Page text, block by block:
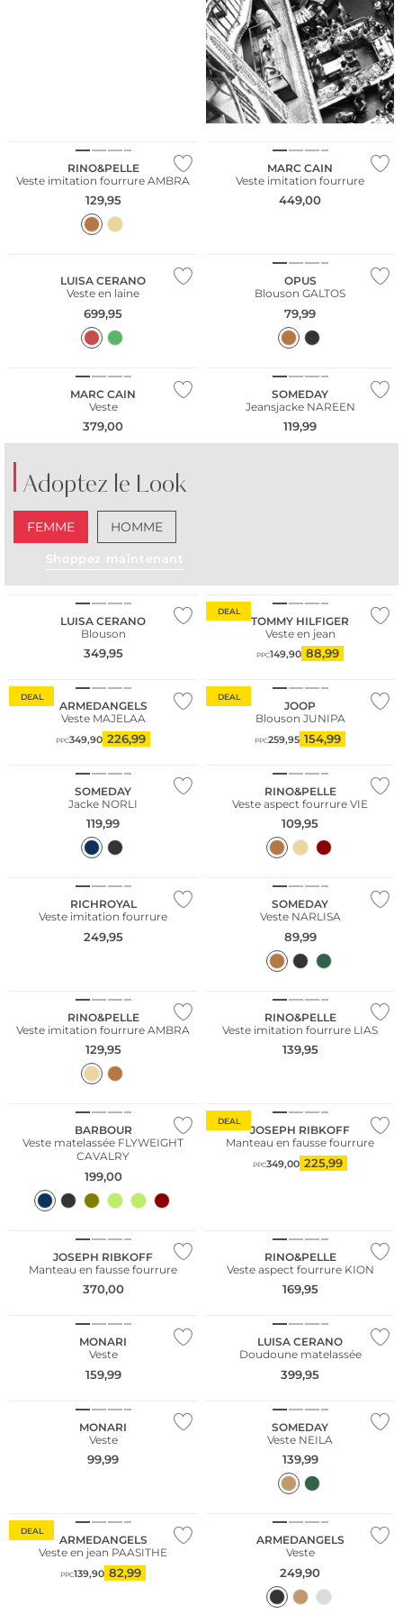
RINO&PELLE
Veste imitation fourrure AMBRA
129,95
MARC CAIN
Veste imitation fourrure
449,00
LUISA CERANO
Veste en laine
699,95
OPUS
Blouson GALTOS
79,99
MARC CAIN
Veste
379,00
SOMEDAY
Jeansjacke NAREEN
119,99
Adoptez le Look
FEMME HOMME
Shoppez maintenant
LUISA CERANO
Blouson
349,95
DEAL
TOMMY HILFIGER
Veste en jean
PPC149,90 88,99
DEAL
ARMEDANGELS
Veste MAJELAA
PPC349,90 226,99
DEAL
JOOP
Blouson JUNIPA
PPC259,95 154,99
SOMEDAY
Jacke NORLI
119,99
RINO&PELLE
Veste aspect fourrure VIE
109,95
RICHROYAL
Veste imitation fourrure
249,95
SOMEDAY
Veste NARLISA
89,99
RINO&PELLE
Veste imitation fourrure AMBRA
129,95
Grandes tailles
RINO&PELLE
Veste imitation fourrure LIAS
139,95
BARBOUR
Veste matelassée FLYWEIGHT
CAVALRY
199,00
DEAL
JOSEPH RIBKOFF
Manteau en fausse fourrure
PPC349,00 225,99
NOUVEAU
Grandes tailles
JOSEPH RIBKOFF
Manteau en fausse fourrure
370,00
RINO&PELLE
Veste aspect fourrure KION
169,95
MONARI
Veste
159,99
LUISA CERANO
Doudoune matelassée
399,95
MONARI
Veste
99,99
SOMEDAY
Veste NEILA
139,99
DEAL
ARMEDANGELS
Veste en jean PAASITHE
PPC139,90 82,99
ARMEDANGELS
Veste
249,90